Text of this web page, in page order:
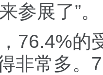
参展了”。
的受
非常多